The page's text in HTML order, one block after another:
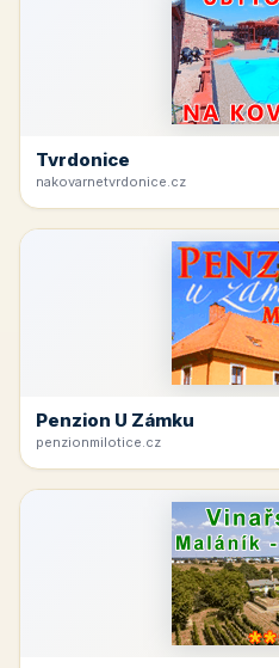
Tvrdonice
nakovarnetvrdonice.cz
Penzion U Zámku
penzionmilotice.cz